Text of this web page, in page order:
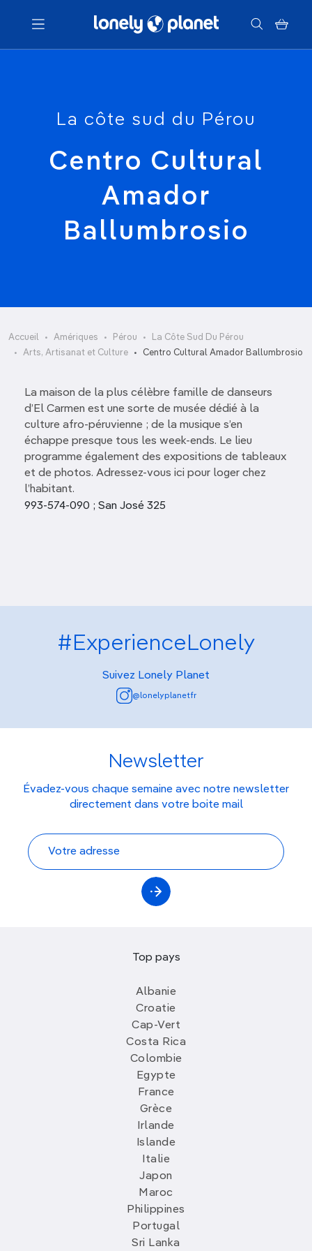
Menu
Votre recherche
La côte sud du Pérou
Centro Cultural
Amador
Ballumbrosio
Accueil Amériques Pérou
La Côte Sud Du Pérou
Arts, Artisanat et Culture
Centro Cultural Amador Ballumbrosio
La maison de la plus célèbre famille de danseurs
d’El Carmen est une sorte de musée dédié à la
culture afro-péruvienne ; de la musique s’en
échappe presque tous les week-ends. Le lieu
programme également des expositions de tableaux
et de photos. Adressez-vous ici pour loger chez
l’habitant.
993-574-090 ; San José 325
#ExperienceLonely
Suivez Lonely Planet
@lonelyplanetfr
Newsletter
Évadez-vous chaque semaine avec notre newsletter
directement dans votre boite mail
Top pays
Albanie
Croatie
Cap-Vert
Costa Rica
Colombie
Egypte
France
Grèce
Irlande
Islande
Italie
Japon
Maroc
Philippines
Portugal
Sri Lanka